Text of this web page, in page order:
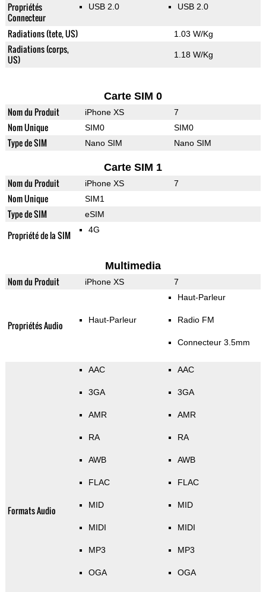
Propriétés
Connecteur
USB 2.0 USB 2.0
Radiations (tete, US) 1.03 W/Kg
Radiations (corps,
US)
1.18 W/Kg
Carte SIM 0
Nom du Produit iPhone XS 7
Nom Unique SIM0 SIM0
Type de SIM Nano SIM Nano SIM
Carte SIM 1
Nom du Produit iPhone XS 7
Nom Unique SIM1
Type de SIM eSIM
Propriété de la SIM 4G
Multimedia
Nom du Produit iPhone XS 7
Propriétés Audio Haut-Parleur
Haut-Parleur
Radio FM
Connecteur 3.5mm
Formats Audio
AAC
3GA
AMR
RA
AWB
FLAC
MID
MIDI
MP3
OGA
AAC
3GA
AMR
RA
AWB
FLAC
MID
MIDI
MP3
OGA